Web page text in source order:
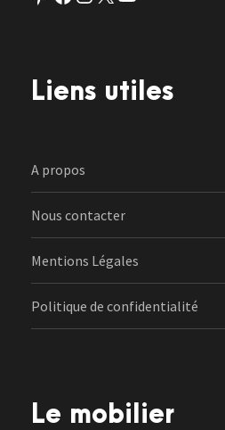
Liens utiles
A propos
Nous contacter
Mentions Légales
Politique de confidentialité
Le mobilier